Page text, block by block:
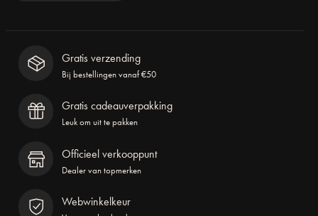
Gratis verzending
Bij bestellingen vanaf €50
Gratis cadeauverpakking
Leuk om uit te pakken
Officieel verkooppunt
Dealer van topmerken
Webwinkelkeur